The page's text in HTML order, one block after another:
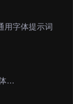
用字体提示词
…